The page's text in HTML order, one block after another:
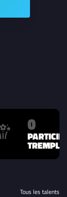
0
Tous les talents